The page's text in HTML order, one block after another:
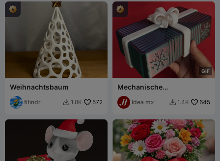
Weihnachtsbaum
fifindr  1.8K 572
GIF
Mechanische
Geschenkbox V2
Idea mx  1.4K 645